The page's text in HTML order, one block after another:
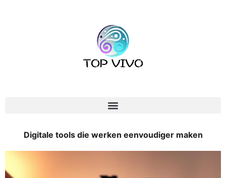
Digitale tools die werken eenvoudiger maken